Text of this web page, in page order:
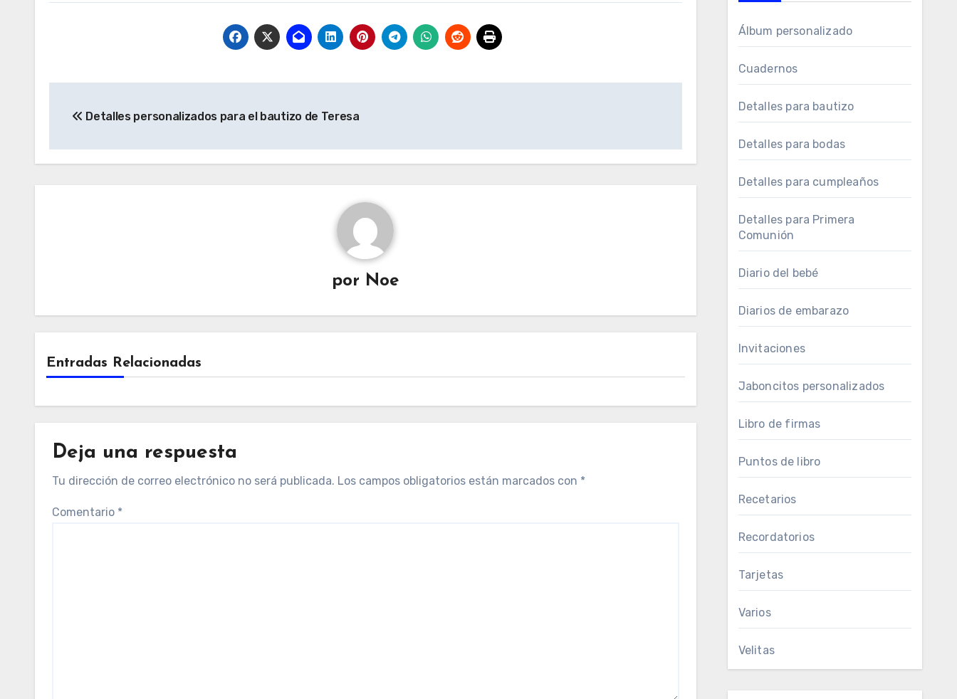
de
entradas
Detalles personalizados para el bautizo de Teresa
por Noe
Entradas Relacionadas
Deja una respuesta
Tu dirección de correo electrónico no será publicada. Los campos obligatorios están marcados con *
Comentario *
Álbum personalizado
Cuadernos
Detalles para bautizo
Detalles para bodas
Detalles para cumpleaños
Detalles para Primera
Comunión
Diario del bebé
Diarios de embarazo
Invitaciones
Jaboncitos personalizados
Libro de firmas
Puntos de libro
Recetarios
Recordatorios
Tarjetas
Varios
Velitas